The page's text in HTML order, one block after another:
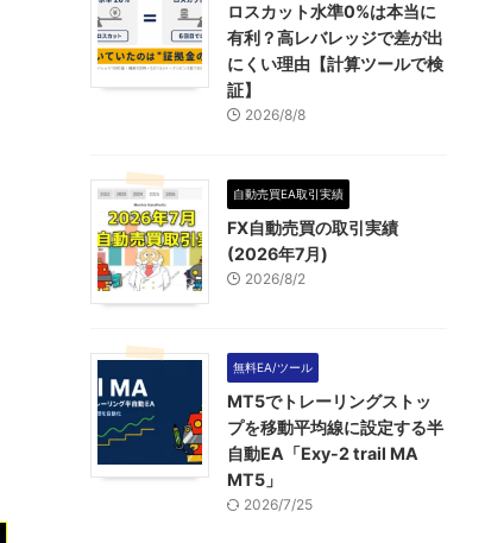
ロスカット水準0%は本当に
有利？高レバレッジで差が出
にくい理由【計算ツールで検
証】
2026/8/8
自動売買EA取引実績
FX自動売買の取引実績
(2026年7月)
2026/8/2
無料EA/ツール
MT5でトレーリングストッ
プを移動平均線に設定する半
自動EA「Exy-2 trail MA
MT5」
2026/7/25